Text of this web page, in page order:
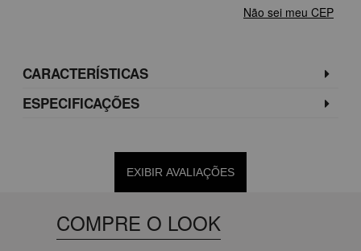
Não sei meu CEP
CARACTERÍSTICAS
ESPECIFICAÇÕES
EXIBIR AVALIAÇÕES
COMPRE O LOOK